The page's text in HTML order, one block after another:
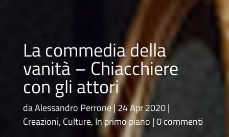
La commedia della
vanità – Chiacchiere
con gli attori
daAlessandro Perrone 24 Apr 2020
Creazioni, Culture, In primo piano 0 commenti